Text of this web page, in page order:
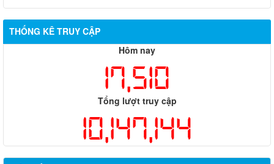
THỐNG KÊ TRUY CẬP
Hôm nay
17,510
Tổng lượt truy cập
10,147,144